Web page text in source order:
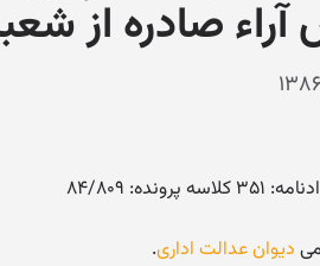
آراء صادره از
دیوان عدالت اداری.